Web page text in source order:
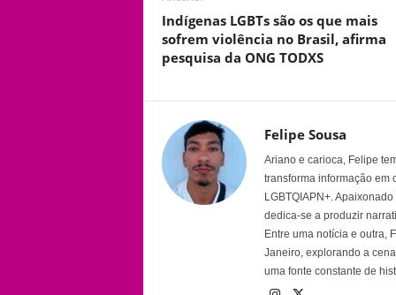
Indígenas LGBTs são os que mais
sofrem violência no Brasil, afirma
pesquisa da ONG TODXS
Felipe Sousa
Ariano e carioca, Felipe
transforma informação em
LGBTQIAPN+.
dedica-se a produzir
Entre uma notícia e outra,
Janeiro, explorando a
uma fonte constante de